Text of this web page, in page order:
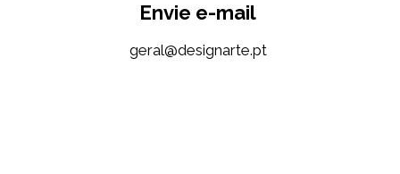
Envie e-mail
tp.etrangised@lareg